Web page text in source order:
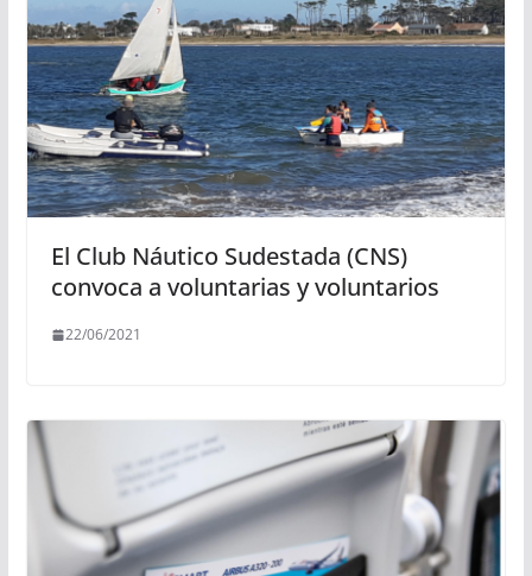
El Club Náutico Sudestada (CNS)
convoca a voluntarias y voluntarios
22/06/2021